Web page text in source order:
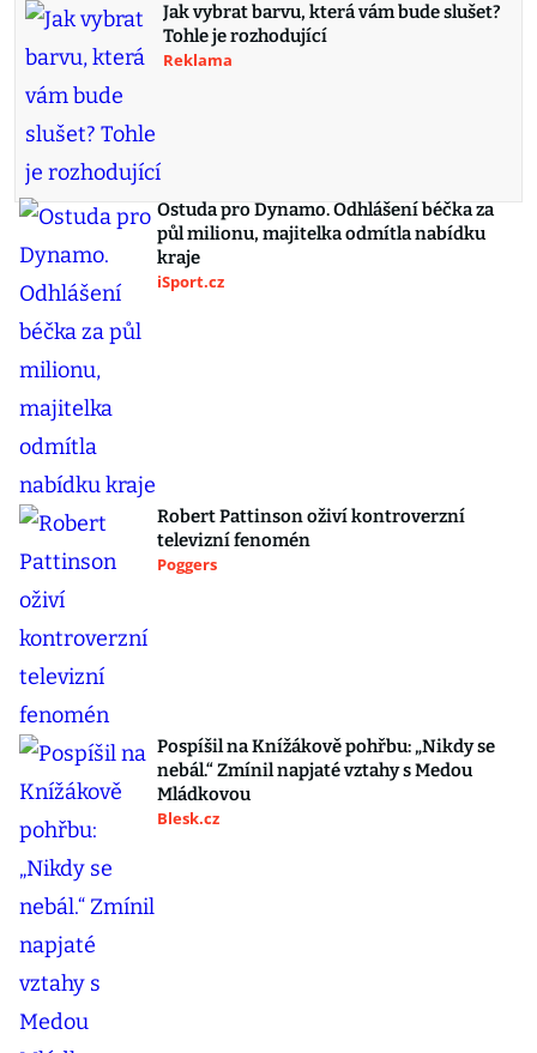
Jak vybrat barvu, která vám bude slušet?
Tohle je rozhodující
Reklama
Ostuda pro Dynamo. Odhlášení béčka za
půl milionu, majitelka odmítla nabídku
kraje
iSport.cz
Robert Pattinson oživí kontroverzní
televizní fenomén
Poggers
Pospíšil na Knížákově pohřbu: „Nikdy se
nebál.“ Zmínil napjaté vztahy s Medou
Mládkovou
Blesk.cz